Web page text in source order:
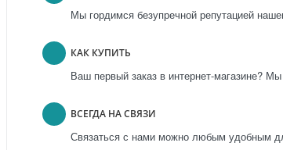
Мы гордимся безупречной репутацией
КАК КУПИТЬ
Ваш первый заказ в интернет-магазине?
ВСЕГДА НА СВЯЗИ
Связаться с нами можно любым удобным